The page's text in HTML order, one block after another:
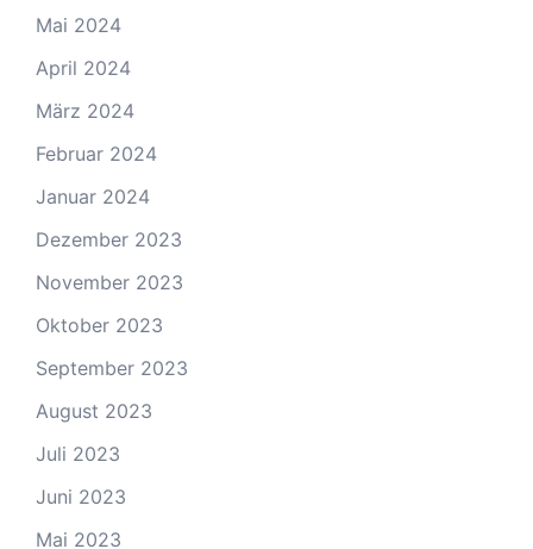
Mai 2024
April 2024
März 2024
Februar 2024
Januar 2024
Dezember 2023
November 2023
Oktober 2023
September 2023
August 2023
Juli 2023
Juni 2023
Mai 2023